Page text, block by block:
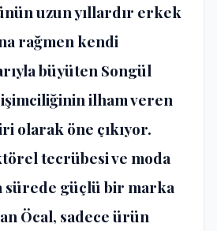
uzun yıllardır erkek
rağmen kendi
büyüten Songül
ilham veren
olarak öne çıkıyor.
tecrübesi ve moda
sürede güçlü bir marka
Öcal, sadece ürün